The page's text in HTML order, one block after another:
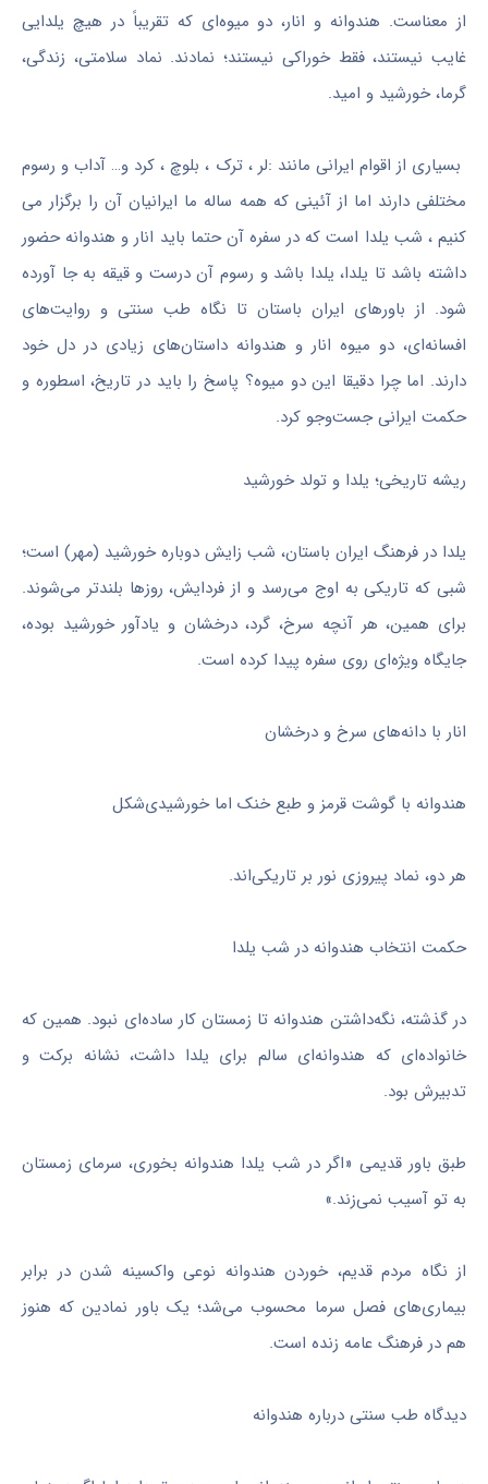
از معناست. هندوانه و انار، دو میوه‌ای که تقریباً در هیچ یلدایی
غایب نیستند، فقط خوراکی نیستند؛ نمادند. نماد سلامتی، زندگی،
گرما، خورشید و امید.
بسیاری از اقوام ایرانی مانند :لر ، ترک ، بلوچ ، کرد و… آداب و رسوم
مختلفی دارند اما از آئینی که همه ساله ما ایرانیان آن را برگزار می
کنیم ، شب یلدا است که در سفره آن حتما باید انار و هندوانه حضور
داشته باشد تا یلدا، یلدا باشد و رسوم آن درست و قیقه به جا آورده
شود. از باورهای ایران باستان تا نگاه طب سنتی و روایت‌های
افسانه‌ای، دو میوه انار و هندوانه داستان‌های زیادی در دل خود
دارند. اما چرا دقیقا این دو میوه؟ پاسخ را باید در تاریخ، اسطوره و
حکمت ایرانی جست‌وجو کرد.
ریشه تاریخی؛ یلدا و تولد خورشید
یلدا در فرهنگ ایران باستان، شب زایش دوباره خورشید (مهر) است؛
شبی که تاریکی به اوج می‌رسد و از فردایش، روزها بلندتر می‌شوند.
برای همین، هر آنچه سرخ، گرد، درخشان و یادآور خورشید بوده،
جایگاه ویژه‌ای روی سفره پیدا کرده است.
انار با دانه‌های سرخ و درخشان
هندوانه با گوشت قرمز و طبع خنک اما خورشیدی‌شکل
هر دو، نماد پیروزی نور بر تاریکی‌اند.
حکمت انتخاب هندوانه در شب یلدا
در گذشته، نگه‌داشتن هندوانه تا زمستان کار ساده‌ای نبود. همین که
خانواده‌ای که هندوانه‌ای سالم برای یلدا داشت، نشانه برکت و
تدبیرش بود.
طبق باور قدیمی «اگر در شب یلدا هندوانه بخوری، سرمای زمستان
به تو آسیب نمی‌زند.»
از نگاه مردم قدیم، خوردن هندوانه نوعی واکسینه‌ شدن در برابر
بیماری‌های فصل سرما محسوب می‌شد؛ یک باور نمادین که هنوز
هم در فرهنگ عامه زنده است.
دیدگاه طب سنتی درباره هندوانه